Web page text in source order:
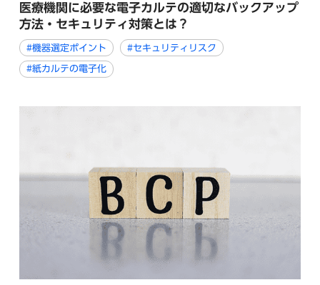
医療機関に必要な電子カルテの適切なバックアップ
方法・セキュリティ対策とは？
#機器選定ポイント #セキュリティリスク
#紙カルテの電子化